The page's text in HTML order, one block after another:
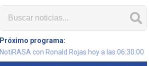
Próximo programa:
NotiRASA con Ronald Rojas hoy a las 06:30:00